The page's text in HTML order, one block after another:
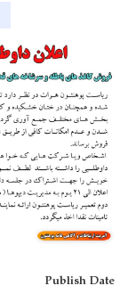
Publish Date